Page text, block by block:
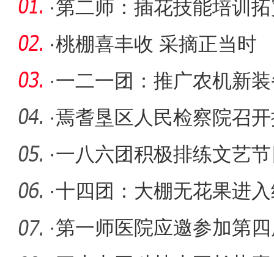
·第二师：插花技能培训
·桃棚喜丰收 采摘正当时
·一二一团：推广农机新
发展
·焉耆垦区人民检察院召
·一八六团积极排练文艺
韵”广场
·十四团：大棚无花果进
·第一师医院应邀参加第